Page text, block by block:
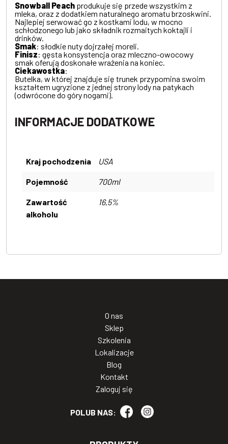
Snowball Peach produkuje się przede wszystkim z
mleka, oraz z dodatkiem naturalnego aromatu brzoskwini.
Najlepiej serwować go z kostkami lodu, w mocno
schłodzonego lub jako składnik rozmaitych koktajli i
drinków.
Smak: słodkie nuty dojrzałej moreli.
Finisz: gęsta konsystencja oraz mleczno-owocowy
smak oferują doskonałe wrażenia na koniec.
Ciekawostka:
Butelka, w której znajduje się trunek przypomina swoim
kształtem ugryzione z jednej strony lody na patykach
(odwrócone do góry nogami).
INFORMACJE DODATKOWE
Kraj pochodzenia USA
Pojemność 700ml
Zawartość
alkoholu
16,5%
O nas
Sklep
Szkolenia
Lokalizacje
Blog
Kontakt
Zaloguj się
POLUB NAS: